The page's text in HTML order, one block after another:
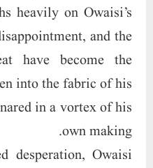
heavily on Owaisi’s
and the
have become the
into the fabric of his
in a vortex of his
own making.
desperation, Owaisi